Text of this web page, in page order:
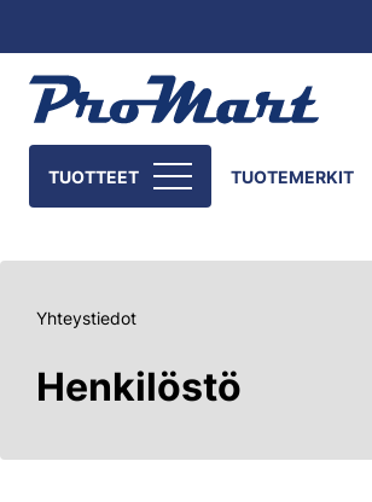
TUOTTEET TUOTEMERKIT
Yhteystiedot
Henkilöstö